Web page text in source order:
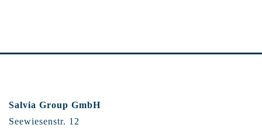
Salvia Group GmbH
Seewiesenstr. 12